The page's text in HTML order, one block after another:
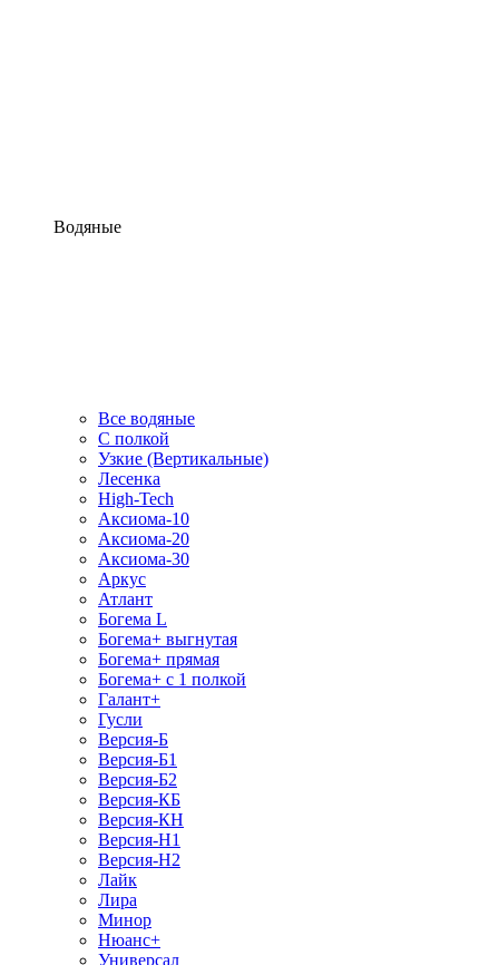
Водяные
Все водяные
С полкой
Узкие (Вертикальные)
Лесенка
High-Tech
Аксиома-10
Аксиома-20
Аксиома-30
Аркус
Атлант
Богема L
Богема+ выгнутая
Богема+ прямая
Богема+ с 1 полкой
Галант+
Гусли
Версия-Б
Версия-Б1
Версия-Б2
Версия-КБ
Версия-КН
Версия-Н1
Версия-Н2
Лайк
Лира
Минор
Нюанс+
Универсал